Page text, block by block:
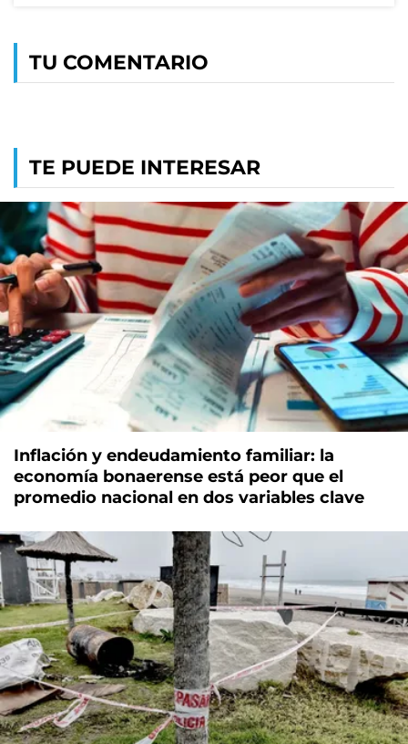
TU COMENTARIO
TE PUEDE INTERESAR
Inflación y endeudamiento familiar: la
economía bonaerense está peor que el
promedio nacional en dos variables clave